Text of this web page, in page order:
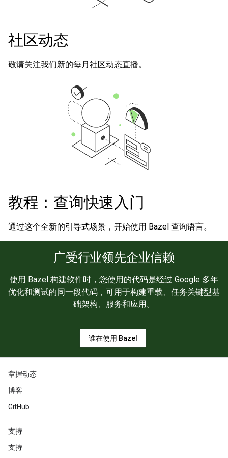
社区动态
敬请关注我们新的每月社区动态直播。
教程：查询快速入门
通过这个全新的引导式场景，开始使用 Bazel 查询语言。
广受行业领先企业信赖
使用 Bazel 构建软件时，您使用的代码是经过 Google 多年
优化和测试的同一段代码，可用于构建重载、任务关键型基
础架构、服务和应用。
谁在使用 Bazel
掌握动态
博客
GitHub
支持
支持